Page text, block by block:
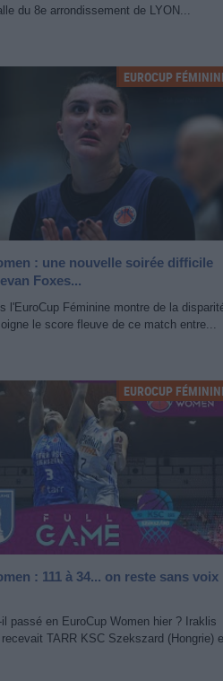
du 8e arrondissement de LYON...
EUROCUP
: une nouvelle soirée difficile
Foxes...
l'EuroCup Féminine montre de la
le score fleuve de ce match entre...
EUROCUP
: 111 à 34... on reste sans voix
passé en EuroCup Women hier ? Iraklis
TARR KSC Szekszard (Hongrie)